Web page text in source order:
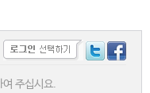
여 주십시요.